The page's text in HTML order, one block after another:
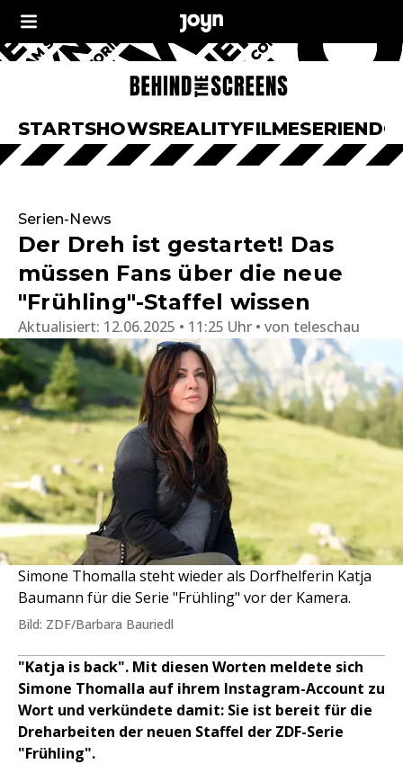
STARTSHOWSREALITYFILMESERIEN
Serien-News
Der Dreh ist gestartet! Das
müssen Fans über die neue
"Frühling"-Staffel wissen
Aktualisiert: 12.06.2025 • 11:25 Uhr von teleschau
Simone Thomalla steht wieder als Dorfhelferin Katja
Baumann für die Serie "Frühling" vor der Kamera.
Bild: ZDF/Barbara Bauriedl
"Katja is back". Mit diesen Worten meldete sich
Simone Thomalla auf ihrem Instagram-Account zu
Wort und verkündete damit: Sie ist bereit für die
Dreharbeiten der neuen Staffel der ZDF-Serie
"Frühling".